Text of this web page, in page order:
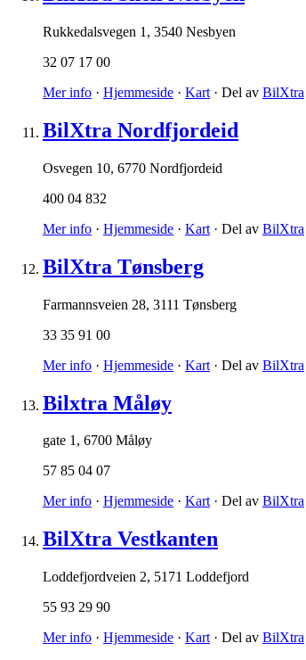
Rukkedalsvegen 1 , 3540 Nesbyen
32 07 17 00
Mer info · Hjemmeside · Kart · Del av BilXtra
BilXtra Nordfjordeid
Osvegen 10, 6770 Nordfjordeid
400 04 832
Mer info · Hjemmeside · Kart · Del av BilXtra
BilXtra Tønsberg
Farmannsveien 28, 3111 Tønsberg
33 35 91 00
Mer info · Hjemmeside · Kart · Del av BilXtra
Bilxtra Måløy
gate 1, 6700 Måløy
57 85 04 07
Mer info · Hjemmeside · Kart· Del av BilXtra
BilXtra Vestkanten
Loddefjordveien 2, 5171 Loddefjord
55 93 29 90
Mer info · Hjemmeside · Kart · Del av BilXtra